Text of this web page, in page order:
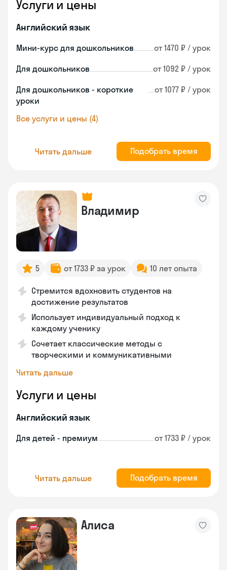
Услуги и цены
Английский язык
Мини-курс для дошкольников от 1470 ₽ / урок
Для дошкольников от 1092 ₽ / урок
Для дошкольников - короткие
уроки
от 1077 ₽ / урок
Все услуги и цены (4)
Читать дальше Подобрать время
Владимир
5 от 1733 ₽ за урок 10 лет опыта
Стремится вдохновить студентов на
достижение результатов
Использует индивидуальный подход к
каждому ученику
Сочетает классические методы с
творческими и коммуникативными
Читать дальше
Услуги и цены
Английский язык
Для детей - премиум от 1733 ₽ / урок
Читать дальше Подобрать время
Алиса